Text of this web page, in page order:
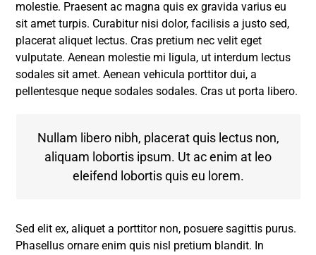
molestie. Praesent ac magna quis ex gravida varius eu
sit amet turpis. Curabitur nisi dolor, facilisis a justo sed,
placerat aliquet lectus. Cras pretium nec velit eget
vulputate. Aenean molestie mi ligula, ut interdum lectus
sodales sit amet. Aenean vehicula porttitor dui, a
pellentesque neque sodales sodales. Cras ut porta libero.
Nullam libero nibh, placerat quis lectus non,
aliquam lobortis ipsum. Ut ac enim at leo
eleifend lobortis quis eu lorem.
Sed elit ex, aliquet a porttitor non, posuere sagittis purus.
Phasellus ornare enim quis nisl pretium blandit. In